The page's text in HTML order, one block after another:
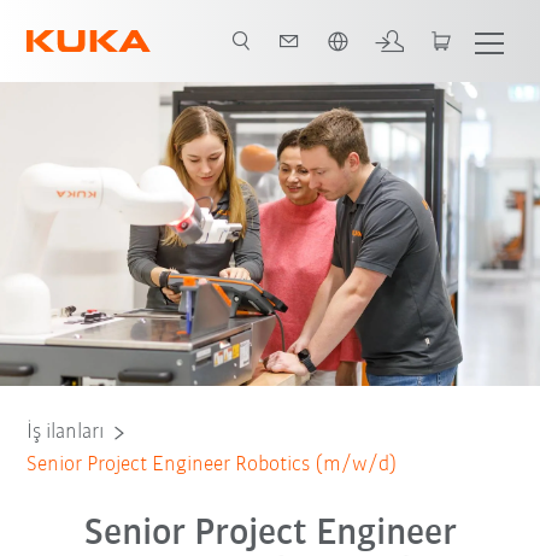
İş ilanları
Senior Project Engineer Robotics (m/w/d)
Senior Project Engineer